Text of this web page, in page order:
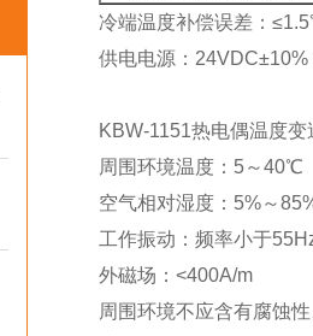
冷端温度补偿误差：
供电电源：
KBW-1151热电偶温度
周围环境温度：5～40℃
空气相对湿度：5%～
工作振动：频率小于
外磁场：<400A/m
周围环境不应含有腐蚀